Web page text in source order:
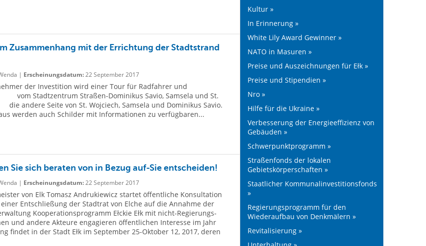
Zusammenhang mit der Errichtung der Stadtstrand
| Erscheinungsdatum:22 September 2017
der Investition wird einer Tour für Radfahrer und
vom Stadtzentrum Straßen-Dominikus Savio, Samsela und St.
andere Seite von St. Wojciech, Samsela und Dominikus Savio.
werden auch Schilder mit Informationen zu verfügbaren...
Sie sich beraten von in Bezug auf-Sie entscheiden!
| Erscheinungsdatum:22 September 2017
von Elk Tomasz Andrukiewicz startet öffentliche Konsultation
Entschließung der Stadtrat von Elche auf die Annahme der
Kooperationsprogramm Ełckie Ełk mit nicht-Regierungs-
und andere Akteure engagieren öffentlichen Interesse im Jahr
findet in der Stadt Ełk im September 25-Oktober 12, 2017, deren
Kultur »
In Erinnerung »
White Lily Award Gewinner »
NATO in Masuren »
Preise und Auszeichnungen für Ełk »
Preise und Stipendien »
Nro »
Hilfe für die Ukraine »
Verbesserung der Energieeffizienz von
Gebäuden »
Schwerpunktprogramm »
Straßenfonds der lokalen
Gebietskörperschaften »
Staatlicher Kommunalinvestitionsfonds
»
Regierungsprogramm für den
Wiederaufbau von Denkmälern »
Revitalisierung »